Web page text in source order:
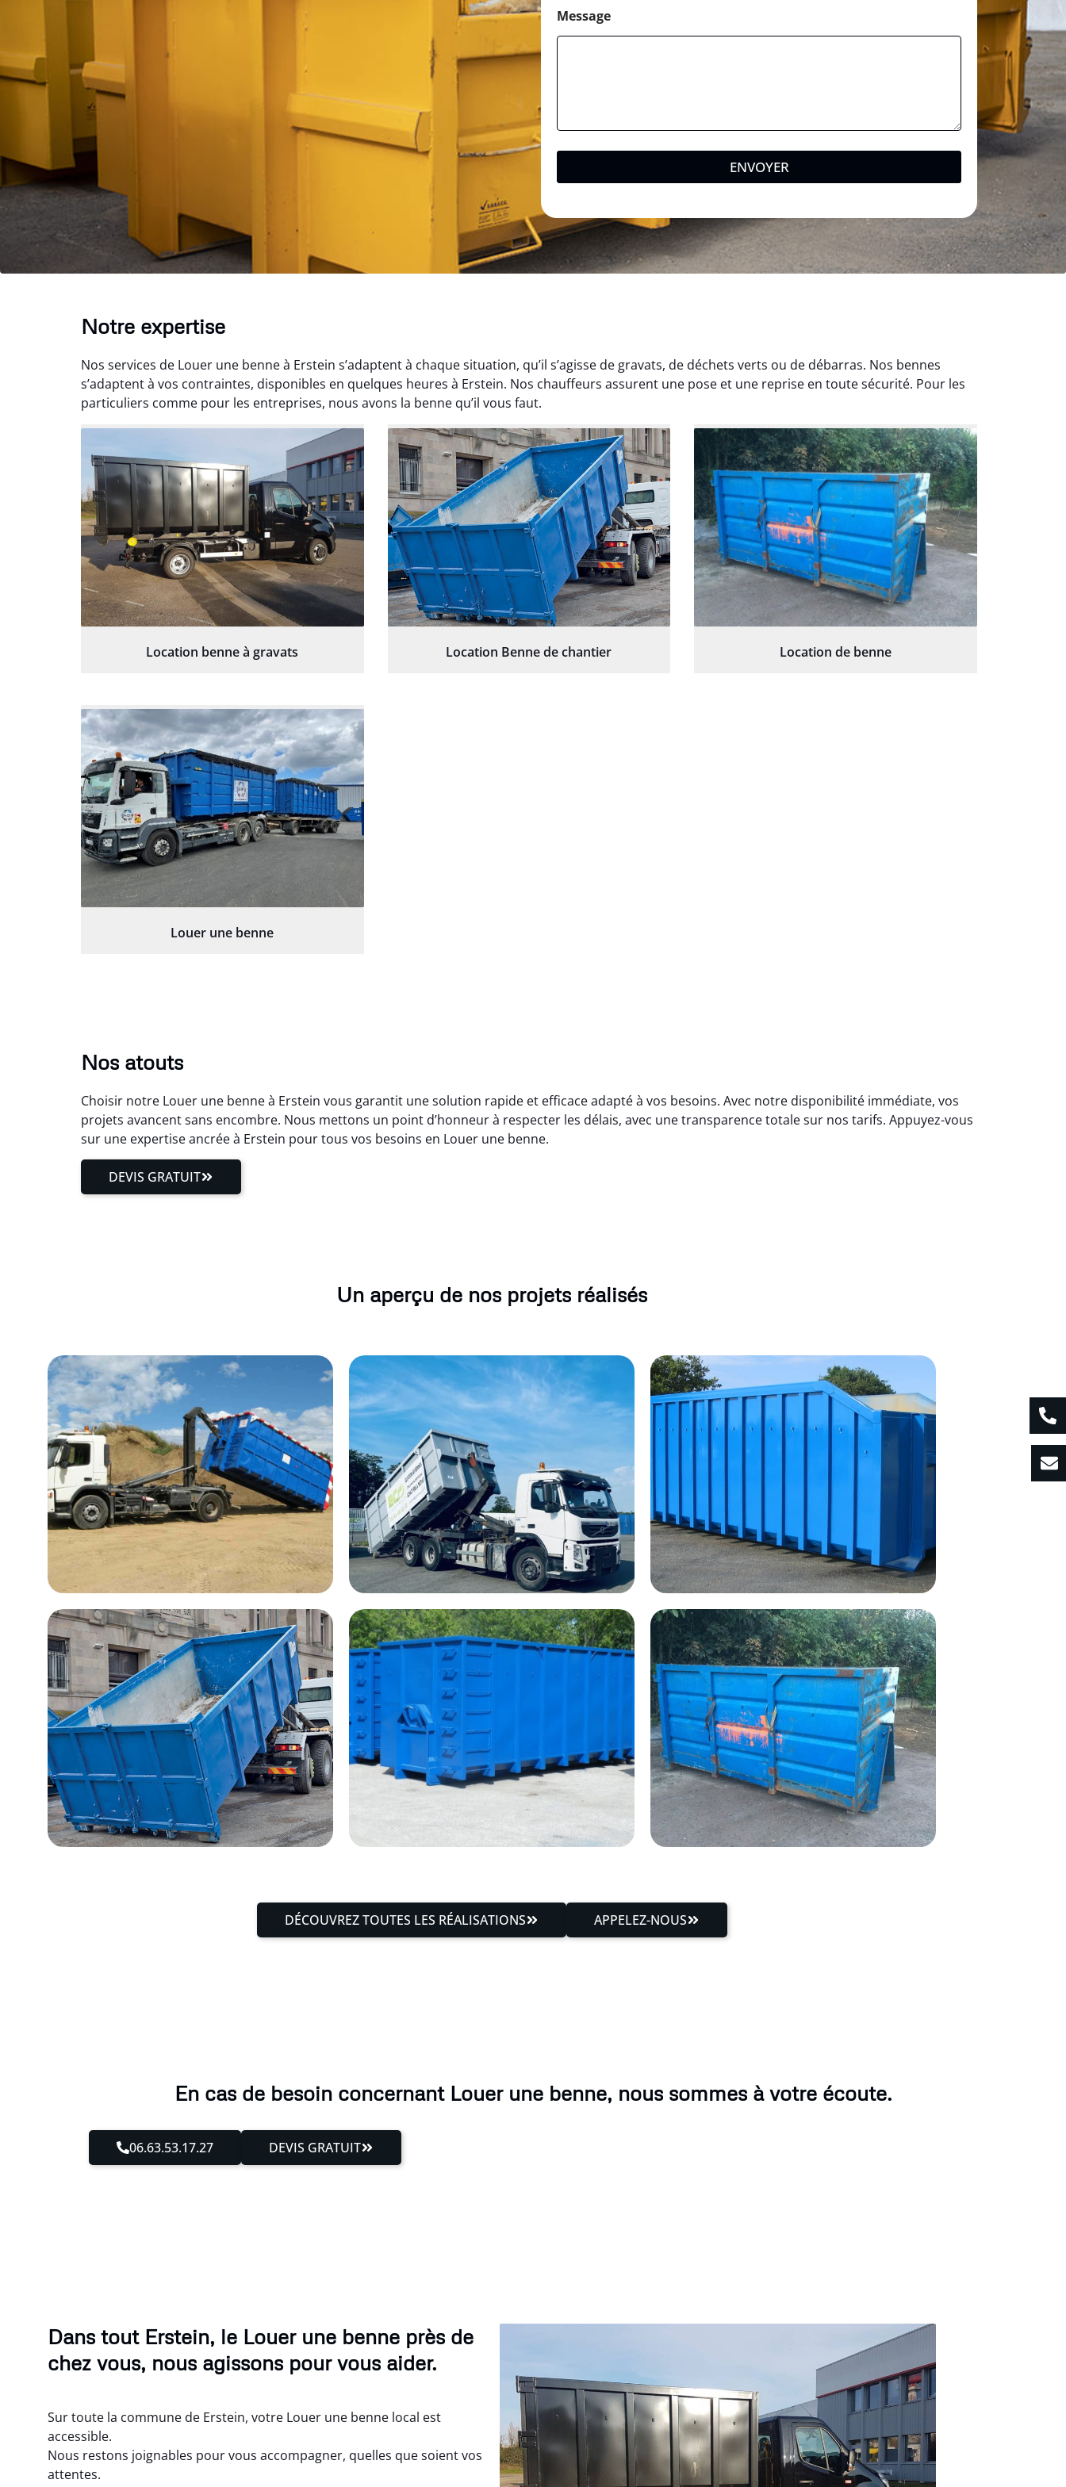
Message
ENVOYER
Notre expertise
Nos services de Louer une benne à Erstein s’adaptent à chaque situation, qu’il s’agisse de gravats, de déchets verts ou de débarras. Nos bennes
s’adaptent à vos contraintes, disponibles en quelques heures à Erstein. Nos chauffeurs assurent une pose et une reprise en toute sécurité. Pour les
particuliers comme pour les entreprises, nous avons la benne qu’il vous faut.
Location benne à gravats Location Benne de chantier Location de benne
Louer une benne
Nos atouts
Choisir notre Louer une benne à Erstein vous garantit une solution rapide et efficace adapté à vos besoins. Avec notre disponibilité immédiate, vos
projets avancent sans encombre. Nous mettons un point d’honneur à respecter les délais, avec une transparence totale sur nos tarifs. Appuyez-vous
sur une expertise ancrée à Erstein pour tous vos besoins en Louer une benne.
DEVIS GRATUIT
Un aperçu de nos projets réalisés
DÉCOUVREZ TOUTES LES RÉALISATIONS APPELEZ-NOUS
En cas de besoin concernant Louer une benne, nous sommes à votre écoute.
06.63.53.17.27 DEVIS GRATUIT
Dans tout Erstein, le Louer une benne près de
chez vous, nous agissons pour vous aider.
Sur toute la commune de Erstein, votre Louer une benne local est
accessible.
Nous restons joignables pour vous accompagner, quelles que soient vos
attentes.